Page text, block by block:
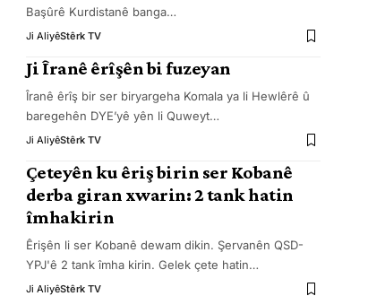
Başûrê Kurdistanê banga…
Ji AliyêStêrk TV
Ji Îranê êrîşên bi fuzeyan
Îranê êrîş bir ser biryargeha Komala ya li Hewlêrê û
baregehên DYE’yê yên li Quweyt…
Ji AliyêStêrk TV
Çeteyên ku êriş birin ser Kobanê
derba giran xwarin: 2 tank hatin
îmhakirin
Êrişên li ser Kobanê dewam dikin. Şervanên QSD-
YPJ'ê 2 tank îmha kirin. Gelek çete hatin…
Ji AliyêStêrk TV